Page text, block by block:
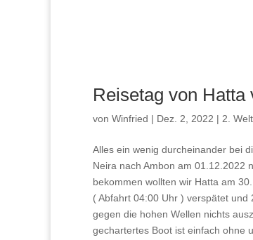
Reisetag von Hatta
von Winfried | Dez. 2, 2022 | 2.
Alles ein wenig durcheinander bei
Neira nach Ambon am 01.12.2022
bekommen wollten wir Hatta am
( Abfahrt 04:00 Uhr ) verspätet
gegen die hohen Wellen nichts
gechartertes Boot ist einfach ohne